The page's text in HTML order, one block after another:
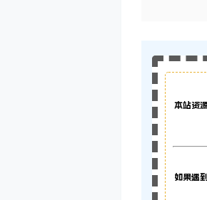
本站资
如果遇到